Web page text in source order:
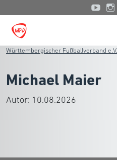
Württembergischer Fußballverband e.V.
Michael Maier
Autor: 10.08.2026